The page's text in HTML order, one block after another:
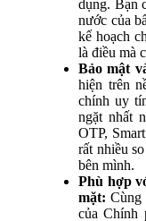
dụng. Bạn
nước của
kế hoạch
là điều mà
Bảo mật
hiện trên
chính uy
ngặt nhất
OTP,
rất nhiều
bên mình.
Phù hợp
mặt:Cùng
của Chính